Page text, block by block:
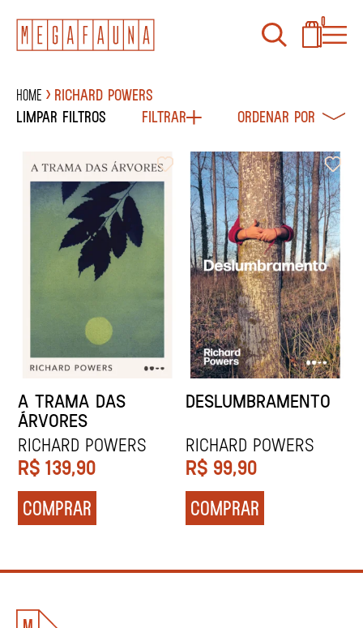
0
Home
RICHARD POWERS
Filtrar
Limpar filtros
A TRAMA DAS
ÁRVORES
RICHARD POWERS
R$ 139,90
COMPRAR
DESLUMBRAMENTO
RICHARD POWERS
R$ 99,90
COMPRAR